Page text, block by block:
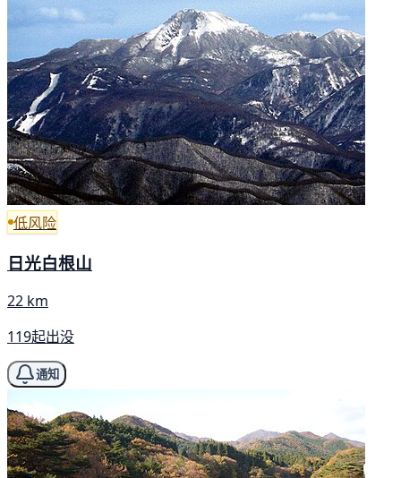
低风险
日光白根山
22 km
119起出没
通知